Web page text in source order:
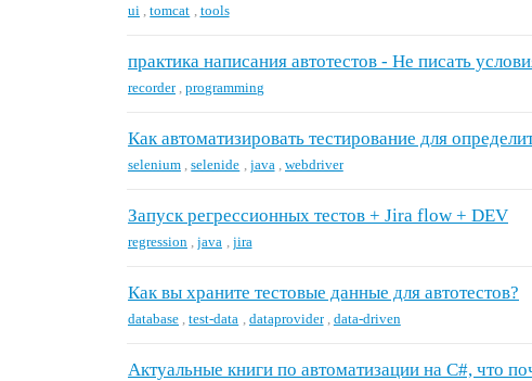
ui ,tomcat , tools
практика написания автотестов - Не писать
recorder ,programming
Как автоматизировать тестирование для
selenium ,selenide , java , webdriver
Запуск регрессионных тестов + Jira flow + DEV
regression ,java , jira
Как вы храните тестовые данные для автотестов?
database ,test-data , dataprovider , data-driven
Актуальные книги по автоматизации на С#, что